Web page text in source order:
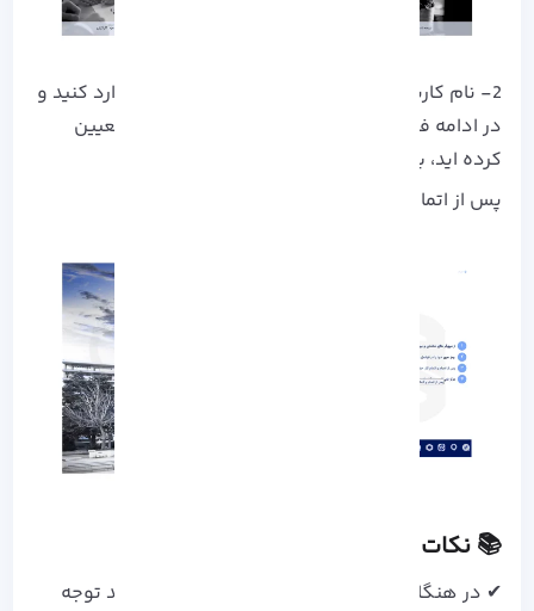
2- نام کاربری خود که همان کد ملی شماست را وارد کنید و
در ادامه فیلد گذرواژه را نیر با رمز عبوری که قبلاً تعیین
کرده اید، پر کنید.
پس از اتمام، بر روی گزینه “ورود” کلیک کنید.
📚 نکات مهم هنگام ورود به سامانه
✔ در هنگام وارد کردن شماره تلفن دقت کنیدباید توجه